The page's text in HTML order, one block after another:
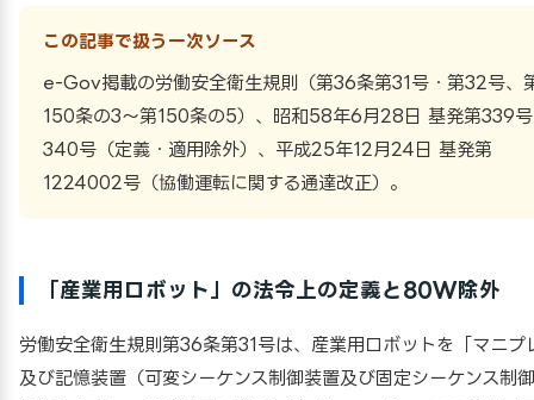
この記事で扱う一次ソース
e-Gov掲載の労働安全衛生規則（第36条第31号・第32号、
150条の3〜第150条の5）、昭和58年6月28日 基発第339
340号（定義・適用除外）、平成25年12月24日 基発第
1224002号（協働運転に関する通達改正）。
「産業用ロボット」の法令上の定義と80W除外
労働安全衛生規則第36条第31号は、産業用ロボットを「マニプ
及び記憶装置（可変シーケンス制御装置及び固定シーケンス制